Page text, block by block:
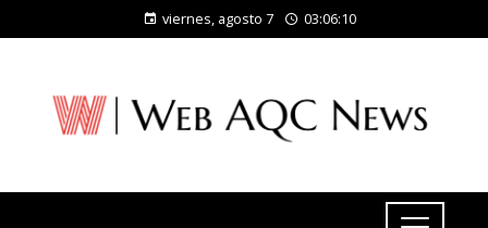
viernes, agosto 7 03:06:11